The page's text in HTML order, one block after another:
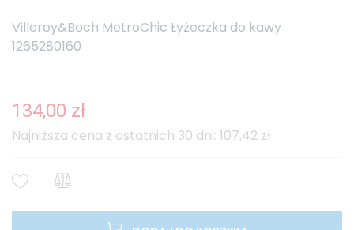
Villeroy&Boch MetroChic Łyżeczka do kawy
1265280160
134,00 zł
Najniższa cena z ostatnich 30 dni: 107,42 zł